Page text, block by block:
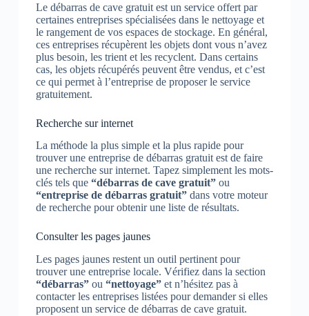
Le débarras de cave gratuit est un service offert par
certaines entreprises spécialisées dans le nettoyage et
le rangement de vos espaces de stockage. En général,
ces entreprises récupèrent les objets dont vous n’avez
plus besoin, les trient et les recyclent. Dans certains
cas, les objets récupérés peuvent être vendus, et c’est
ce qui permet à l’entreprise de proposer le service
gratuitement.
Recherche sur internet
La méthode la plus simple et la plus rapide pour
trouver une entreprise de débarras gratuit est de faire
une recherche sur internet. Tapez simplement les mots-
clés tels que “débarras de cave gratuit”ou
“entreprise de débarras gratuit”dans votre moteur
de recherche pour obtenir une liste de résultats.
Consulter les pages jaunes
Les pages jaunes restent un outil pertinent pour
trouver une entreprise locale. Vérifiez dans la section
“débarras”ou “nettoyage”et n’hésitez pas à
contacter les entreprises listées pour demander si elles
proposent un service de débarras de cave gratuit.